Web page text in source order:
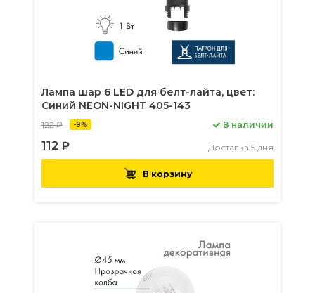
Лампа шар 6 LED для белт-лайта, цвет:
Синий NEON-NIGHT 405-143
122 ₽ -9%
112 ₽
В наличии
Доставка 5 дня
В корзину